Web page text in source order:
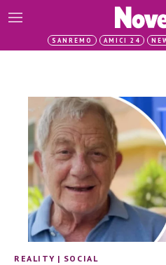
SANREMO AMICI 24
REALITY | SOCIAL